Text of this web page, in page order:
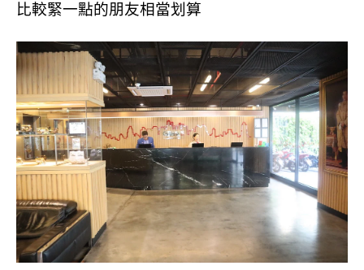
比較緊一點的朋友相當划算